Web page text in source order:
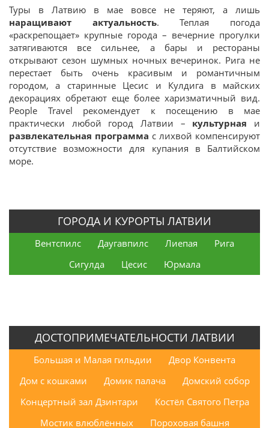
Туры в Латвию в мае вовсе не теряют, а лишь
наращивают актуальность. Теплая погода
«раскрепощает» крупные города – вечерние прогулки
затягиваются все сильнее, а бары и рестораны
открывают сезон шумных ночных вечеринок. Рига не
перестает быть очень красивым и романтичным
городом, а старинные Цесис и Кулдига в майских
декорациях обретают еще более харизматичный вид.
People Travel рекомендует к посещению в мае
практически любой город Латвии – культурная и
развлекательная программа с лихвой компенсируют
отсутствие возможности для купания в Балтийском
море.
ГОРОДА И КУРОРТЫ ЛАТВИИ
Вентспилс Даугавпилс Лиепая
Рига
Сигулда
Цесис Юрмала
ДОСТОПРИМЕЧАТЕЛЬНОСТИ ЛАТВИИ
Большая и Малая гильдии
Двор Конвента
Дом с кошками
Домик палача
Домский собор
Концертный зал Дзинтари
Костёл Святого Петра
Мостик влюблённых
Пороховая башня